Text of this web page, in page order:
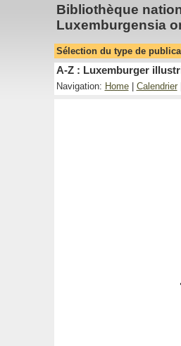
Bibliothèque
Luxemburgensia
Sélection du type de
A-Z : Luxemburger
Navigation: Home| Calendrier|